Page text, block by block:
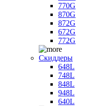
770G
870G
872G
672G
772G
Скиддеры
648L
748L
848L
948L
640L